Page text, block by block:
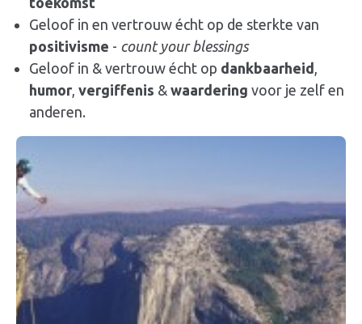
Geloof in en vertrouw écht op de sterkte van
positivisme - count your blessings
Geloof in & vertrouw écht op dankbaarheid ,
humor, vergiffenis & waardering voor je zelf en
anderen.